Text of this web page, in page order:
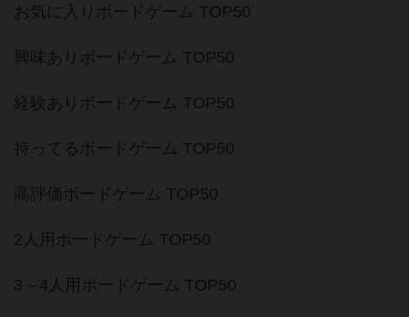
お気に入りボードゲーム TOP50
興味ありボードゲーム TOP50
経験ありボードゲーム TOP50
持ってるボードゲーム TOP50
高評価ボードゲーム TOP50
2人用ボードゲーム TOP50
3～4人用ボードゲーム TOP50